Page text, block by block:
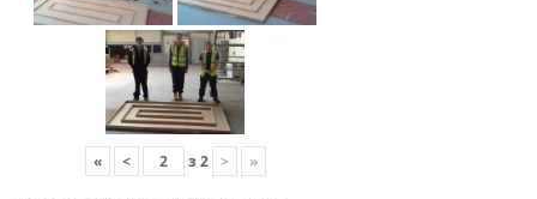
« < з 2 > »